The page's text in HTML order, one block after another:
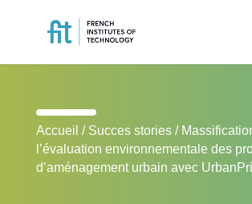
Accueil / Succes stories/
l’évaluation environnementale des
d’aménagement urbain avec